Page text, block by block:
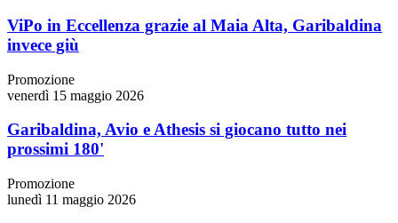
ViPo in Eccellenza grazie al Maia Alta, Garibaldina
invece giù
Promozione
venerdì 15 maggio 2026
Garibaldina, Avio e Athesis si giocano tutto nei
prossimi 180'
Promozione
lunedì 11 maggio 2026